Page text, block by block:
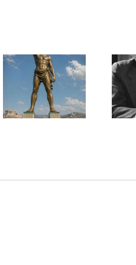
Une lettre
inédite de
Malraux sur
l’État d’Israël |
PAR « LA REGLE